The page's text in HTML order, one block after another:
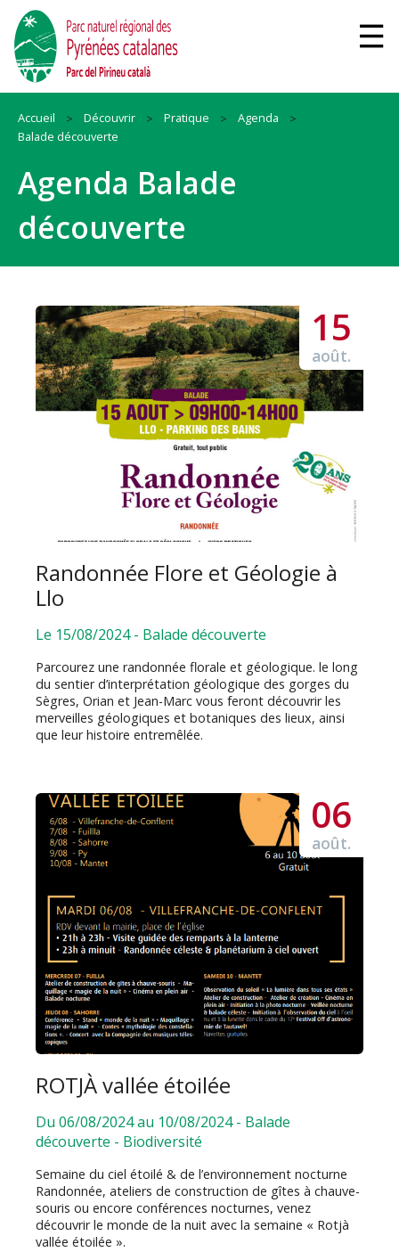
Accueil Découvrir Pratique
Agenda
Balade découverte
Agenda Balade
découverte
15
août.
Randonnée Flore et Géologie à
Llo
Le 15/08/2024 - Balade découverte
Parcourez une randonnée florale et géologique. le long
du sentier d’interprétation géologique des gorges du
Sègres, Orian et Jean-Marc vous feront découvrir les
merveilles géologiques et botaniques des lieux, ainsi
que leur histoire entremêlée.
06
août.
ROTJÀ vallée étoilée
Du 06/08/2024 au 10/08/2024 - Balade
découverte - Biodiversité
Semaine du ciel étoilé & de l’environnement nocturne
Randonnée, ateliers de construction de gîtes à chauve-
souris ou encore conférences nocturnes, venez
découvrir le monde de la nuit avec la semaine « Rotjà
vallée étoilée ».